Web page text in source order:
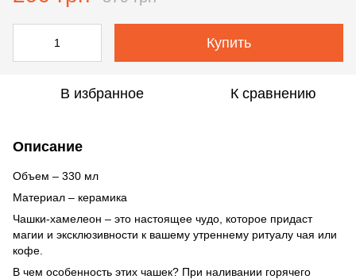
Купить
В избранное К сравнению
Описание
Объем – 330 мл
Материал – керамика
Чашки-хамелеон – это настоящее чудо, которое придаст
магии и эксклюзивности к вашему утреннему ритуалу чая или
кофе.
В чем особенность этих чашек? При наливании горячего